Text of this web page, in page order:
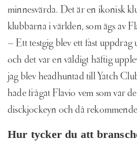
minnesvärda. Det är en ikonisk
klubbarna i världen, som ägs av
– Ett testgig blev ett fast uppdrag
och det var en väldigt häftig
jag blev headhuntad till Yatch
hade frågat Flavio vem som var
disckjockeyn och då
Hur tycker du att